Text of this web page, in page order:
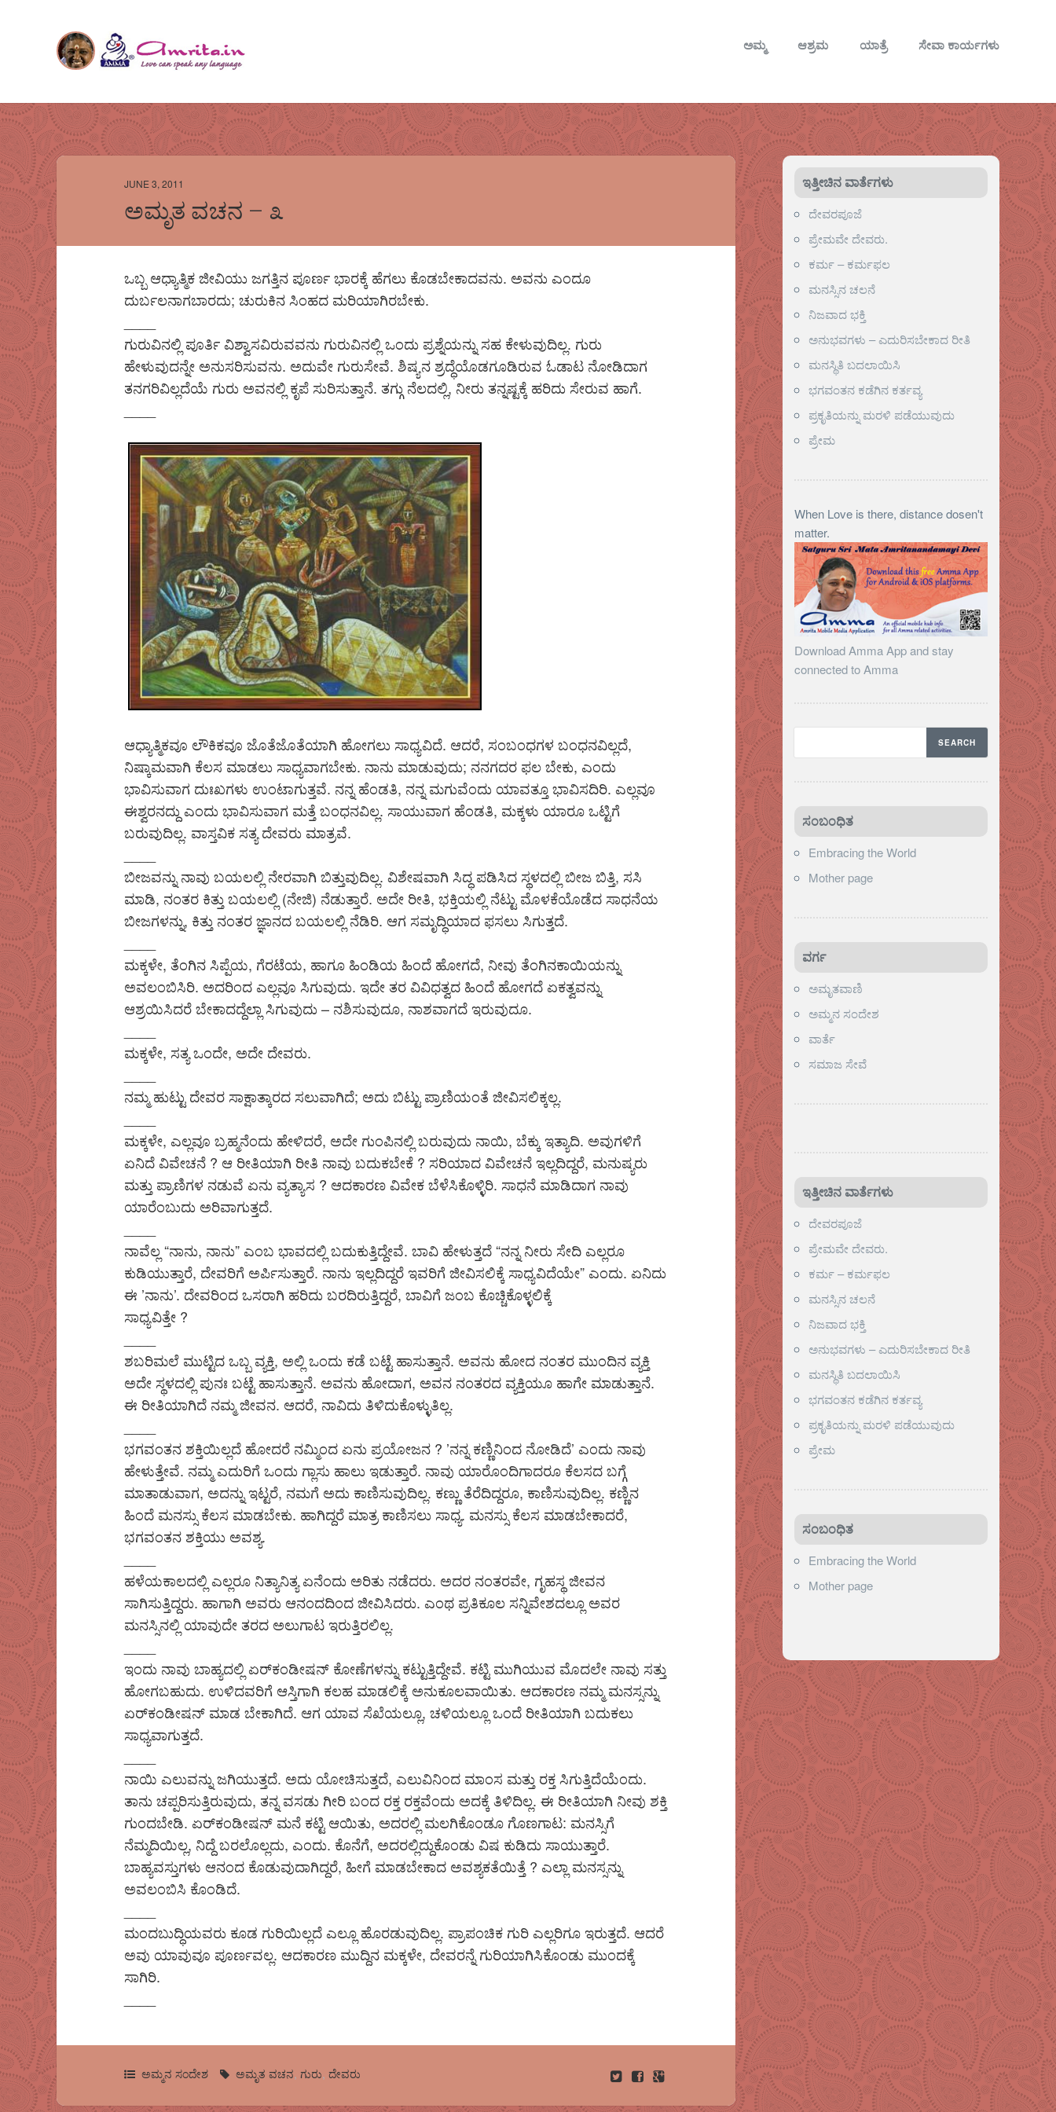
ಅಮ್ಮ ಆಶ್ರಮ ಯಾತ್ರೆ ಸೇವಾ ಕಾರ್ಯಗಳು
JUNE 3, 2011
ಅಮೃತ ವಚನ – ೩
ಒಬ್ಬ ಆಧ್ಯಾತ್ಮಿಕ ಜೀವಿಯು ಜಗತ್ತಿನ ಪೂರ್ಣ ಭಾರಕ್ಕೆ ಹೆಗಲು ಕೊಡಬೇಕಾದವನು. ಅವನು ಎಂದೂ
ದುರ್ಬಲನಾಗಬಾರದು; ಚುರುಕಿನ ಸಿಂಹದ ಮರಿಯಾಗಿರಬೇಕು.
ಗುರುವಿನಲ್ಲಿ ಪೂರ್ತಿ ವಿಶ್ವಾಸವಿರುವವನು ಗುರುವಿನಲ್ಲಿ ಒಂದು ಪ್ರಶ್ನೆಯನ್ನು ಸಹ ಕೇಳುವುದಿಲ್ಲ. ಗುರು
ಹೇಳುವುದನ್ನೇ ಅನುಸರಿಸುವನು. ಅದುವೇ ಗುರುಸೇವೆ. ಶಿಷ್ಯನ ಶ್ರದ್ಧೆಯೊಡಗೂಡಿರುವ ಓಡಾಟ ನೋಡಿದಾಗ
ತನಗರಿವಿಲ್ಲದೆಯೆ ಗುರು ಅವನಲ್ಲಿ ಕೃಪೆ ಸುರಿಸುತ್ತಾನೆ. ತಗ್ಗು ನೆಲದಲ್ಲಿ, ನೀರು ತನ್ನಷ್ಟಕ್ಕೆ ಹರಿದು ಸೇರುವ ಹಾಗೆ.
ಆಧ್ಯಾತ್ಮಿಕವೂ ಲೌಕಿಕವೂ ಜೊತೆಜೊತೆಯಾಗಿ ಹೋಗಲು ಸಾಧ್ಯವಿದೆ. ಆದರೆ, ಸಂಬಂಧಗಳ ಬಂಧನವಿಲ್ಲದೆ,
ನಿಷ್ಕಾಮವಾಗಿ ಕೆಲಸ ಮಾಡಲು ಸಾಧ್ಯವಾಗಬೇಕು. ನಾನು ಮಾಡುವುದು; ನನಗದರ ಫಲ ಬೇಕು, ಎಂದು
ಭಾವಿಸುವಾಗ ದುಃಖಗಳು ಉಂಟಾಗುತ್ತವೆ. ನನ್ನ ಹೆಂಡತಿ, ನನ್ನ ಮಗುವೆಂದು ಯಾವತ್ತೂ ಭಾವಿಸದಿರಿ. ಎಲ್ಲವೂ
ಈಶ್ವರನದ್ದು ಎಂದು ಭಾವಿಸುವಾಗ ಮತ್ತೆ ಬಂಧನವಿಲ್ಲ. ಸಾಯುವಾಗ ಹೆಂಡತಿ, ಮಕ್ಕಳು ಯಾರೂ ಒಟ್ಟಿಗೆ
ಬರುವುದಿಲ್ಲ. ವಾಸ್ತವಿಕ ಸತ್ಯ ದೇವರು ಮಾತ್ರವೆ.
ಬೀಜವನ್ನು ನಾವು ಬಯಲಲ್ಲಿ ನೇರವಾಗಿ ಬಿತ್ತುವುದಿಲ್ಲ. ವಿಶೇಷವಾಗಿ ಸಿದ್ಧ ಪಡಿಸಿದ ಸ್ಥಳದಲ್ಲಿ ಬೀಜ ಬಿತ್ತಿ, ಸಸಿ
ಮಾಡಿ, ನಂತರ ಕಿತ್ತು ಬಯಲಲ್ಲಿ (ನೇಜಿ) ನೆಡುತ್ತಾರೆ. ಅದೇ ರೀತಿ, ಭಕ್ತಿಯಲ್ಲಿ ನೆಟ್ಟು ಮೊಳಕೆಯೊಡೆದ ಸಾಧನೆಯ
ಬೀಜಗಳನ್ನು, ಕಿತ್ತು ನಂತರ ಜ್ಞಾನದ ಬಯಲಲ್ಲಿ ನೆಡಿರಿ. ಆಗ ಸಮೃದ್ಧಿಯಾದ ಫಸಲು ಸಿಗುತ್ತದೆ.
ಮಕ್ಕಳೇ, ತೆಂಗಿನ ಸಿಪ್ಪೆಯ, ಗೆರಟೆಯ, ಹಾಗೂ ಹಿಂಡಿಯ ಹಿಂದೆ ಹೋಗದೆ, ನೀವು ತೆಂಗಿನಕಾಯಿಯನ್ನು
ಅವಲಂಬಿಸಿರಿ. ಅದರಿಂದ ಎಲ್ಲವೂ ಸಿಗುವುದು. ಇದೇ ತರ ವಿವಿಧತ್ವದ ಹಿಂದೆ ಹೋಗದೆ ಏಕತ್ವವನ್ನು
ಆಶ್ರಯಿಸಿದರೆ ಬೇಕಾದದ್ದೆಲ್ಲಾ ಸಿಗುವುದು – ನಶಿಸುವುದೂ, ನಾಶವಾಗದೆ ಇರುವುದೂ.
ಮಕ್ಕಳೇ, ಸತ್ಯ ಒಂದೇ, ಅದೇ ದೇವರು.
ನಮ್ಮ ಹುಟ್ಟು ದೇವರ ಸಾಕ್ಷಾತ್ಕಾರದ ಸಲುವಾಗಿದೆ; ಅದು ಬಿಟ್ಟು ಪ್ರಾಣಿಯಂತೆ ಜೀವಿಸಲಿಕ್ಕಲ್ಲ.
ಮಕ್ಕಳೇ, ಎಲ್ಲವೂ ಬ್ರಹ್ಮನೆಂದು ಹೇಳಿದರೆ, ಅದೇ ಗುಂಪಿನಲ್ಲಿ ಬರುವುದು ನಾಯಿ, ಬೆಕ್ಕು ಇತ್ಯಾದಿ. ಅವುಗಳಿಗೆ
ಏನಿದೆ ವಿವೇಚನೆ ? ಆ ರೀತಿಯಾಗಿ ರೀತಿ ನಾವು ಬದುಕಬೇಕೆ ? ಸರಿಯಾದ ವಿವೇಚನೆ ಇಲ್ಲದಿದ್ದರೆ, ಮನುಷ್ಯರು
ಮತ್ತು ಪ್ರಾಣಿಗಳ ನಡುವೆ ಏನು ವ್ಯತ್ಯಾಸ ? ಆದಕಾರಣ ವಿವೇಕ ಬೆಳೆಸಿಕೊಳ್ಳಿರಿ. ಸಾಧನೆ ಮಾಡಿದಾಗ ನಾವು
ಯಾರೆಂಬುದು ಅರಿವಾಗುತ್ತದೆ.
ನಾವೆಲ್ಲ “ನಾನು, ನಾನು” ಎಂಬ ಭಾವದಲ್ಲಿ ಬದುಕುತ್ತಿದ್ದೇವೆ. ಬಾವಿ ಹೇಳುತ್ತದೆ “ನನ್ನ ನೀರು ಸೇದಿ ಎಲ್ಲರೂ
ಕುಡಿಯುತ್ತಾರೆ, ದೇವರಿಗೆ ಅರ್ಪಿಸುತ್ತಾರೆ. ನಾನು ಇಲ್ಲದಿದ್ದರೆ ಇವರಿಗೆ ಜೀವಿಸಲಿಕ್ಕೆ ಸಾಧ್ಯವಿದೆಯೇ” ಎಂದು. ಏನಿದು
ಈ ’ನಾನು’. ದೇವರಿಂದ ಒಸರಾಗಿ ಹರಿದು ಬರದಿರುತ್ತಿದ್ದರೆ, ಬಾವಿಗೆ ಜಂಬ ಕೊಚ್ಚಿಕೊಳ್ಳಲಿಕ್ಕೆ
ಸಾಧ್ಯವಿತ್ತೇ ?
ಶಬರಿಮಲೆ ಮುಟ್ಟಿದ ಒಬ್ಬ ವ್ಯಕ್ತಿ, ಅಲ್ಲಿ ಒಂದು ಕಡೆ ಬಟ್ಟೆ ಹಾಸುತ್ತಾನೆ. ಅವನು ಹೋದ ನಂತರ ಮುಂದಿನ ವ್ಯಕ್ತಿ
ಅದೇ ಸ್ಥಳದಲ್ಲಿ ಪುನಃ ಬಟ್ಟೆ ಹಾಸುತ್ತಾನೆ. ಅವನು ಹೋದಾಗ, ಅವನ ನಂತರದ ವ್ಯಕ್ತಿಯೂ ಹಾಗೇ ಮಾಡುತ್ತಾನೆ.
ಈ ರೀತಿಯಾಗಿದೆ ನಮ್ಮ ಜೀವನ. ಆದರೆ, ನಾವಿದು ತಿಳಿದುಕೊಳ್ಳುತಿಲ್ಲ.
ಭಗವಂತನ ಶಕ್ತಿಯಿಲ್ಲದೆ ಹೋದರೆ ನಮ್ಮಿಂದ ಏನು ಪ್ರಯೋಜನ ? ’ನನ್ನ ಕಣ್ಣಿನಿಂದ ನೋಡಿದೆ’ ಎಂದು ನಾವು
ಹೇಳುತ್ತೇವೆ. ನಮ್ಮ ಎದುರಿಗೆ ಒಂದು ಗ್ಲಾಸು ಹಾಲು ಇಡುತ್ತಾರೆ. ನಾವು ಯಾರೊಂದಿಗಾದರೂ ಕೆಲಸದ ಬಗ್ಗೆ
ಮಾತಾಡುವಾಗ, ಅದನ್ನು ಇಟ್ಟರೆ, ನಮಗೆ ಅದು ಕಾಣಿಸುವುದಿಲ್ಲ. ಕಣ್ಣು ತೆರೆದಿದ್ದರೂ, ಕಾಣಿಸುವುದಿಲ್ಲ. ಕಣ್ಣಿನ
ಹಿಂದೆ ಮನಸ್ಸು ಕೆಲಸ ಮಾಡಬೇಕು. ಹಾಗಿದ್ದರೆ ಮಾತ್ರ ಕಾಣಿಸಲು ಸಾಧ್ಯ. ಮನಸ್ಸು ಕೆಲಸ ಮಾಡಬೇಕಾದರೆ,
ಭಗವಂತನ ಶಕ್ತಿಯು ಅವಶ್ಯ.
ಹಳೆಯಕಾಲದಲ್ಲಿ ಎಲ್ಲರೂ ನಿತ್ಯಾನಿತ್ಯ ಏನೆಂದು ಅರಿತು ನಡೆದರು. ಅದರ ನಂತರವೇ, ಗೃಹಸ್ಥ ಜೀವನ
ಸಾಗಿಸುತ್ತಿದ್ದರು. ಹಾಗಾಗಿ ಅವರು ಆನಂದದಿಂದ ಜೀವಿಸಿದರು. ಎಂಥ ಪ್ರತಿಕೂಲ ಸನ್ನಿವೇಶದಲ್ಲೂ ಅವರ
ಮನಸ್ಸಿನಲ್ಲಿ ಯಾವುದೇ ತರದ ಅಲುಗಾಟ ಇರುತ್ತಿರಲಿಲ್ಲ.
ಇಂದು ನಾವು ಬಾಹ್ಯದಲ್ಲಿ ಏರ್‌ಕಂಡೀಷನ್ ಕೋಣೆಗಳನ್ನು ಕಟ್ಟುತ್ತಿದ್ದೇವೆ. ಕಟ್ಟಿ ಮುಗಿಯುವ ಮೊದಲೇ ನಾವು ಸತ್ತು
ಹೋಗಬಹುದು. ಉಳಿದವರಿಗೆ ಆಸ್ತಿಗಾಗಿ ಕಲಹ ಮಾಡಲಿಕ್ಕೆ ಅನುಕೂಲವಾಯಿತು. ಆದಕಾರಣ ನಮ್ಮ ಮನಸ್ಸನ್ನು
ಏರ್‌ಕಂಡೀಷನ್ ಮಾಡ ಬೇಕಾಗಿದೆ. ಆಗ ಯಾವ ಸೆಖೆಯಲ್ಲೂ, ಚಳಿಯಲ್ಲೂ ಒಂದೆ ರೀತಿಯಾಗಿ ಬದುಕಲು
ಸಾಧ್ಯವಾಗುತ್ತದೆ.
ನಾಯಿ ಎಲುವನ್ನು ಜಗಿಯುತ್ತದೆ. ಅದು ಯೋಚಿಸುತ್ತದೆ, ಎಲುವಿನಿಂದ ಮಾಂಸ ಮತ್ತು ರಕ್ತ ಸಿಗುತ್ತಿದೆಯೆಂದು.
ತಾನು ಚಪ್ಪರಿಸುತ್ತಿರುವುದು, ತನ್ನ ವಸಡು ಗೀರಿ ಬಂದ ರಕ್ತ ರಕ್ತವೆಂದು ಅದಕ್ಕೆ ತಿಳಿದಿಲ್ಲ. ಈ ರೀತಿಯಾಗಿ ನೀವು ಶಕ್ತಿ
ಗುಂದಬೇಡಿ. ಏರ್‌ಕಂಡೀಷನ್ ಮನೆ ಕಟ್ಟಿ ಆಯಿತು, ಅದರಲ್ಲಿ ಮಲಗಿಕೊಂಡೂ ಗೊಣಗಾಟ: ಮನಸ್ಸಿಗೆ
ನೆಮ್ಮದಿಯಿಲ್ಲ, ನಿದ್ದೆ ಬರಲೊಲ್ಲದು, ಎಂದು. ಕೊನೆಗೆ, ಅದರಲ್ಲಿದ್ದುಕೊಂಡು ವಿಷ ಕುಡಿದು ಸಾಯುತ್ತಾರೆ.
ಬಾಹ್ಯವಸ್ತುಗಳು ಆನಂದ ಕೊಡುವುದಾಗಿದ್ದರೆ, ಹೀಗೆ ಮಾಡಬೇಕಾದ ಅವಶ್ಯಕತೆಯಿತ್ತೆ ? ಎಲ್ಲಾ ಮನಸ್ಸನ್ನು
ಅವಲಂಬಿಸಿ ಕೊಂಡಿದೆ.
ಮಂದಬುದ್ಧಿಯವರು ಕೂಡ ಗುರಿಯಿಲ್ಲದೆ ಎಲ್ಲೂ ಹೊರಡುವುದಿಲ್ಲ. ಪ್ರಾಪಂಚಿಕ ಗುರಿ ಎಲ್ಲರಿಗೂ ಇರುತ್ತದೆ. ಆದರೆ
ಅವು ಯಾವುವೂ ಪೂರ್ಣವಲ್ಲ. ಆದಕಾರಣ ಮುದ್ದಿನ ಮಕ್ಕಳೇ, ದೇವರನ್ನೆ ಗುರಿಯಾಗಿಸಿಕೊಂಡು ಮುಂದಕ್ಕೆ
ಸಾಗಿರಿ.
ಅಮ್ಮನ ಸಂದೇಶ ಅಮೃತ ವಚನ,ಗುರು,ದೇವರು
ಇತ್ತೀಚಿನ ವಾರ್ತೆಗಳು
ದೇವರಪೂಜೆ
ಪ್ರೇಮವೇ ದೇವರು.
ಕರ್ಮ – ಕರ್ಮಫಲ
ಮನಸ್ಸಿನ ಚಲನೆ
ನಿಜವಾದ ಭಕ್ತಿ
ಅನುಭವಗಳು – ಎದುರಿಸಬೇಕಾದ ರೀತಿ
ಮನಸ್ಥಿತಿ ಬದಲಾಯಿಸಿ
ಭಗವಂತನ ಕಡೆಗಿನ ಕರ್ತವ್ಯ
ಪ್ರಕೃತಿಯನ್ನು ಮರಳಿ ಪಡೆಯುವುದು
ಪ್ರೇಮ
When Love is there, distance dosen't
matter.
Download Amma App and stay
connected to Amma
ಸಂಬಂಧಿತ
Embracing the World
Mother page
ವರ್ಗ
ಅಮೃತವಾಣಿ
ಅಮ್ಮನ ಸಂದೇಶ
ವಾರ್ತೆ
ಸಮಾಜ ಸೇವೆ
ಇತ್ತೀಚಿನ ವಾರ್ತೆಗಳು
ದೇವರಪೂಜೆ
ಪ್ರೇಮವೇ ದೇವರು.
ಕರ್ಮ – ಕರ್ಮಫಲ
ಮನಸ್ಸಿನ ಚಲನೆ
ನಿಜವಾದ ಭಕ್ತಿ
ಅನುಭವಗಳು – ಎದುರಿಸಬೇಕಾದ ರೀತಿ
ಮನಸ್ಥಿತಿ ಬದಲಾಯಿಸಿ
ಭಗವಂತನ ಕಡೆಗಿನ ಕರ್ತವ್ಯ
ಪ್ರಕೃತಿಯನ್ನು ಮರಳಿ ಪಡೆಯುವುದು
ಪ್ರೇಮ
ಸಂಬಂಧಿತ
Embracing the World
Mother page